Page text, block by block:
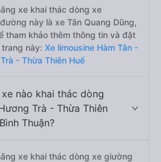
xe khai thác dòng xe
này là xe Tân Quang Dũng,
tham khảo thêm thông tin và đặt
này: Xe limousine Hàm Tân -
- Thừa Thiên Huế
nào khai thác dòng
Trà - Thừa Thiên
Thuận?
xe khai thác dòng xe giường